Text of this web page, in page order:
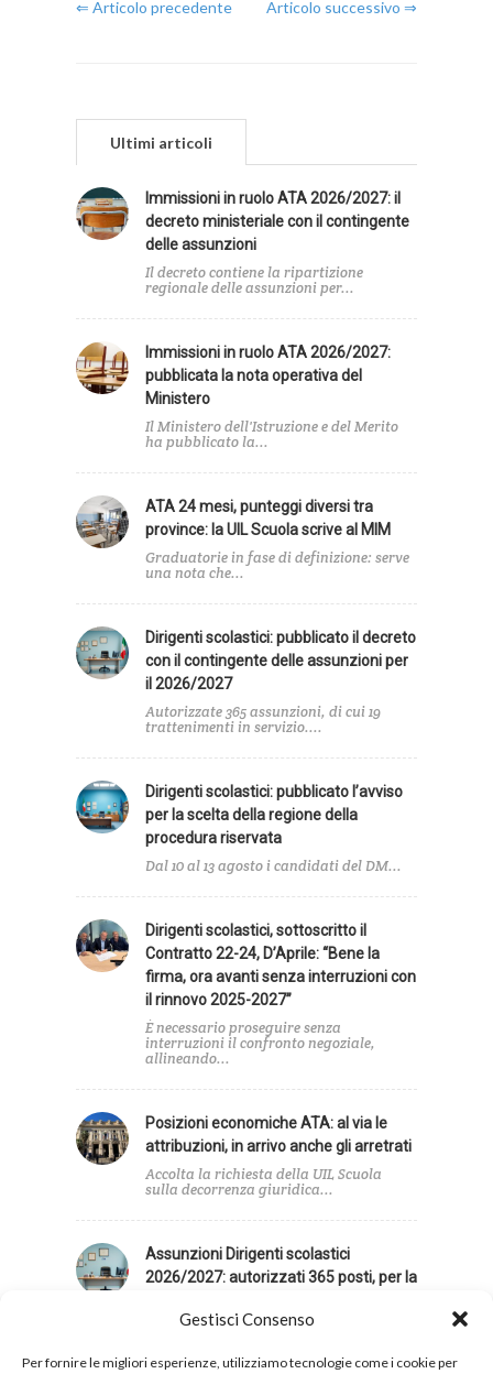
Gestisci Consenso
Per fornire le migliori esperienze, utilizziamo tecnologie come i cookie per
⇐ Articolo precedente Articolo successivo ⇒
Ultimi articoli
Immissioni in ruolo ATA 2026/2027: il
decreto ministeriale con il contingente
delle assunzioni
Il decreto contiene la ripartizione
regionale delle assunzioni per...
Immissioni in ruolo ATA 2026/2027:
pubblicata la nota operativa del
Ministero
Il Ministero dell'Istruzione e del Merito
ha pubblicato la...
ATA 24 mesi, punteggi diversi tra
province: la UIL Scuola scrive al MIM
Graduatorie in fase di definizione: serve
una nota che...
Dirigenti scolastici: pubblicato il decreto
con il contingente delle assunzioni per
il 2026/2027
Autorizzate 365 assunzioni, di cui 19
trattenimenti in servizio....
Dirigenti scolastici: pubblicato l’avviso
per la scelta della regione della
procedura riservata
Dal 10 al 13 agosto i candidati del DM...
Dirigenti scolastici, sottoscritto il
Contratto 22-24, D’Aprile: “Bene la
firma, ora avanti senza interruzioni con
il rinnovo 2025-2027”
È necessario proseguire senza
interruzioni il confronto negoziale,
allineando...
Posizioni economiche ATA: al via le
attribuzioni, in arrivo anche gli arretrati
Accolta la richiesta della UIL Scuola
sulla decorrenza giuridica...
Assunzioni Dirigenti scolastici
2026/2027: autorizzati 365 posti, per la
La UIL Scuola giudica insufficiente il